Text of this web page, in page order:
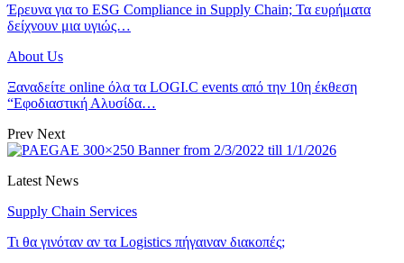
Έρευνα για το ESG Compliance in Supply Chain; Τα ευρήματα
δείχνουν μια υγιώς…
About Us
Ξαναδείτε online όλα τα LOGI.C events από την 10η έκθεση
“Εφοδιαστική Αλυσίδα…
Prev Next
Latest News
Supply Chain Services
Τι θα γινόταν αν τα Logistics πήγαιναν διακοπές;